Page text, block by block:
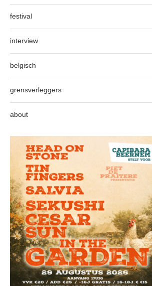
festival
interview
belgisch
grensverleggers
about